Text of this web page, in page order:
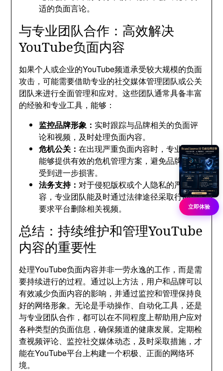
适的负面言论。
与专业团队合作：高效解决
YouTube负面内容
如果个人或企业的YouTube频道承受较大规模的负面
攻击，可能需要借助专业的社交媒体管理团队或公关
团队来进行全面管理和应对。这些团队通常具备丰富
的经验和专业工具，能够：
监控品牌形象： 实时跟踪与品牌相关的负面评
论和视频，及时处理负面内容。
危机公关：在出现严重负面内容时，专业团队
能够提供有效的危机管理方案，避免品牌形象
受到进一步损害。
法务支持：对于侵犯版权或个人隐私的严重内
容，专业团队能及时通过法律途径采取行动，
要求平台删除相关视频。
总结：持续维护和管理YouTube
内容的重要性
处理YouTube负面内容并非一劳永逸的工作，而是需
要持续进行的过程。通过以上方法，用户和品牌可以
有效减少负面内容的影响，并通过监控和管理保持良
好的网络形象。无论是手动操作、自动化工具，还是
与专业团队合作，都可以在不同程度上帮助用户应对
各种类型的负面信息，确保频道的健康发展。定期检
查视频评论、监控社交媒体动态，及时采取措施，才
能在YouTube平台上构建一个积极、正面的网络环
境。
立即体验